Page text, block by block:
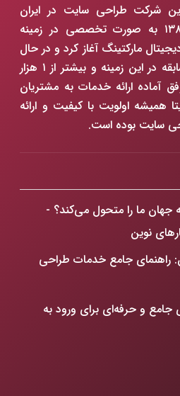
شرکت طراحی سایت در ایران
فعالیت خود را از سال ۱۳۸۴ به صورت تخصصی در زمینه
مارکتینگ آغاز کرد و در حال
حاضر با بیش از ۱۷ سال سابقه در این زمینه و بیشتر از ۱ هزار
آماده ارائه خدمات به مشتریان
همیشه اولویت با کیفیت و ارائه
سایت بوده است.
ما را متحول می‌کند؟ -
نوین
راهنمای جامع خدمات طراحی
و حرفه‌ای برای ورود به
ما را متحول می‌کند؟
و فرم، ساخت پنجره‌ای به